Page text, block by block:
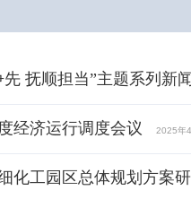
抚顺担当”主题系列新
经济运行调度会议 2025年
化工园区总体规划方案